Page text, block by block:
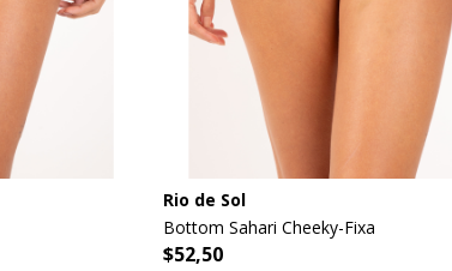
Rio de Sol
Bottom Sahari Cheeky-Fixa
$52,50